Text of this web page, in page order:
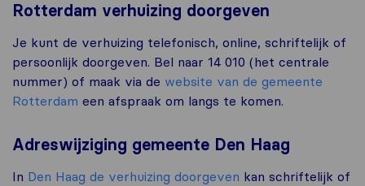
Rotterdam verhuizing doorgeven
Je kunt de verhuizing telefonisch, online, schriftelijk of
persoonlijk doorgeven. Bel naar 14 010 (het centrale
nummer) of maak via de website van de gemeente
Rotterdam een afspraak om langs te komen.
Adreswijziging gemeente Den Haag
In Den Haag de verhuizing doorgeven kan schriftelijk of